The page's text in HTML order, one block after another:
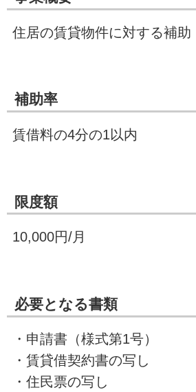
住居の賃貸物件に対する補助
補助率
賃借料の4分の1以内
限度額
10,000円/月
必要となる書類
・申請書（様式第1号）
・賃貸借契約書の写し
・住民票の写し